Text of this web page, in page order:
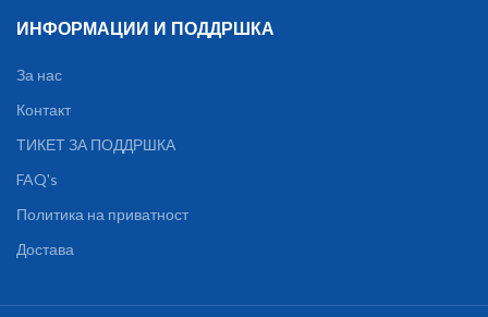
ИНФОРМАЦИИ И ПОДДРШКА
За нас
Контакт
ТИКЕТ ЗА ПОДДРШКА
FAQ's
Политика на приватност
Достава